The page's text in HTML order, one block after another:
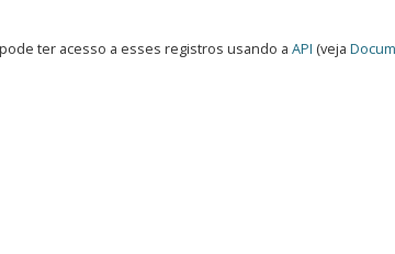
ter acesso a esses registros usando a API (veja